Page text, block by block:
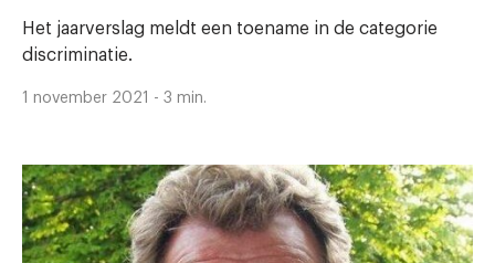
Het jaarverslag meldt een toename in de categorie
discriminatie.
1 november 2021 - 3 min.